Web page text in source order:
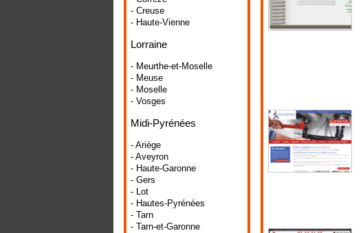
- Creuse
- Haute-Vienne
Lorraine
- Meurthe-et-Moselle
- Meuse
- Moselle
- Vosges
Midi-Pyrénées
- Ariège
- Aveyron
- Haute-Garonne
- Gers
- Lot
- Hautes-Pyrénées
- Tarn
- Tarn-et-Garonne